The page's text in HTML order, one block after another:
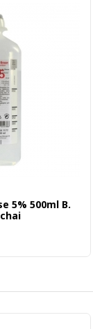
5% 500ml B.